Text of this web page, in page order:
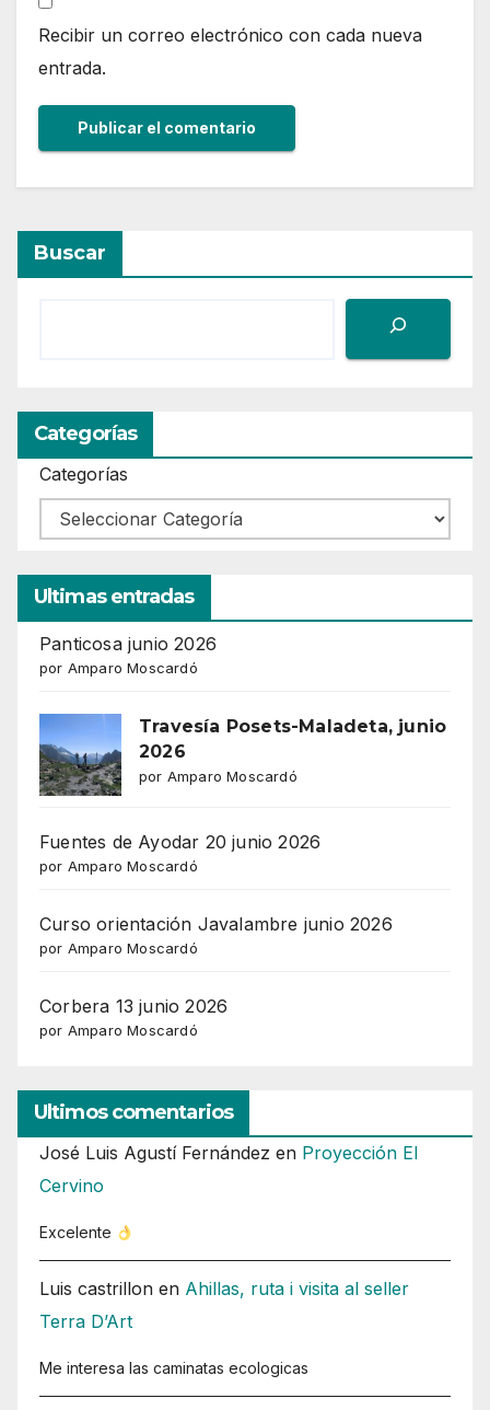
Recibir un correo electrónico con cada nueva
entrada.
Buscar
Categorías
Categorías
Ultimas entradas
Panticosa junio 2026
por Amparo Moscardó
Travesía Posets-Maladeta, junio
2026
por Amparo Moscardó
Fuentes de Ayodar 20 junio 2026
por Amparo Moscardó
Curso orientación Javalambre junio 2026
por Amparo Moscardó
Corbera 13 junio 2026
por Amparo Moscardó
Ultimos comentarios
José Luis Agustí Fernández en Proyección El
Cervino
Excelente
Luis castrillon en Ahillas, ruta i visita al seller
Terra D’Art
Me interesa las caminatas ecologicas